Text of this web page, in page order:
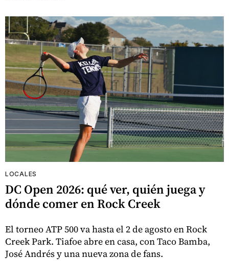
LOCALES
DC Open 2026: qué ver, quién juega y
dónde comer en Rock Creek
El torneo ATP 500 va hasta el 2 de agosto en Rock
Creek Park. Tiafoe abre en casa, con Taco Bamba,
José Andrés y una nueva zona de fans.